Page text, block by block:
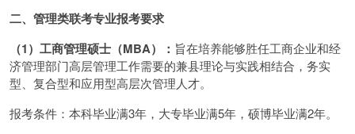
二、管理类联考专业报考要求
（1）工商管理硕士（MBA）： 旨在培养能够胜任工商企业和经
济管理部门高层管理工作需要的兼县理论与实践相结合，务实
型、复合型和应用型高层次管理人才。
报考条件：本科毕业满3年，大专毕业满5年，硕博毕业满2年。